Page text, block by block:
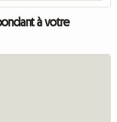
à votre